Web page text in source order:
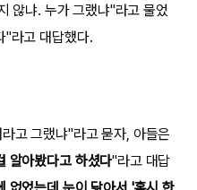
않냐. 누가 그랬냐"라고 물었
"라고 대답했다.
고 그랬냐"라고 묻자, 아들은
알아봤다고 하셨다"라고 대답